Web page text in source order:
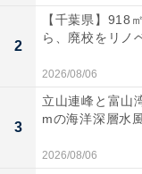
楽天トラベルで
2
【千葉県】918
ら、廃校をリノ
2026/08/06
3
立山連峰と富山
mの海洋深層水
2026/08/06